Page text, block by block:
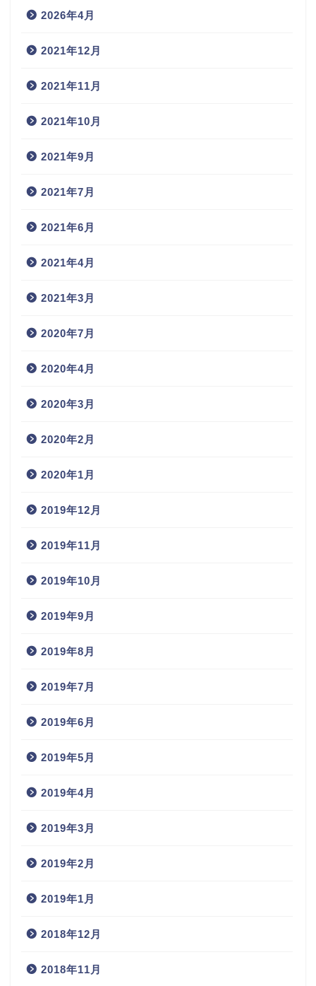
2026年4月
2021年12月
2021年11月
2021年10月
2021年9月
2021年7月
2021年6月
2021年4月
2021年3月
2020年7月
2020年4月
2020年3月
2020年2月
2020年1月
2019年12月
2019年11月
2019年10月
2019年9月
2019年8月
2019年7月
2019年6月
2019年5月
2019年4月
2019年3月
2019年2月
2019年1月
2018年12月
2018年11月